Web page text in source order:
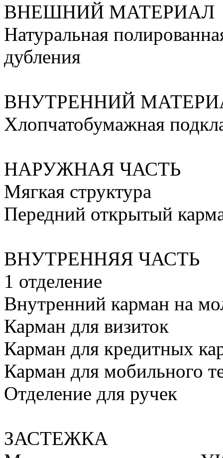
ВНЕШНИЙ МАТЕРИАЛ
Натуральная
дубления
ВНУТРЕННИЙ
Хлопчатобумажная
НАРУЖНАЯ ЧАСТЬ
Мягкая структура
Передний открытый
ВНУТРЕННЯЯ ЧАСТЬ
1 отделение
Внутренний карман на
Карман для визиток
Карман для кредитных
Карман для мобильного
Отделение для ручек
ЗАСТЕЖКА